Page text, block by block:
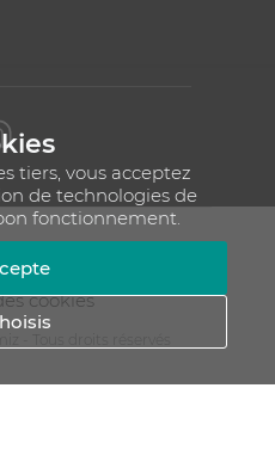
personnelles
cookies
tiers, vous acceptez
de technologies de
fonctionnement.